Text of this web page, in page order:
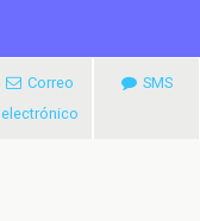
Correo
electrónico
SMS